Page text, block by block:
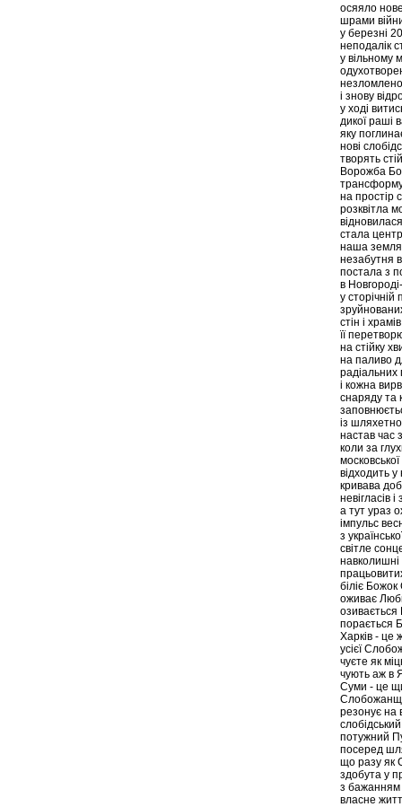
осяяло
шрами
у березні
неподалік
у вільному
і знову
у ході
дикої раші
яку
нові
творять
Ворожба
на простір
розквітла
відновилася
стала
наша земля
незабутня
постала з
в
у сторічній
стін і
її
на стійку
на паливо
і кожна
снаряду та
із
настав час
коли за
відходить у
кривава
невігласів
а тут ураз
імпульс
з
світле
навколишні
біліє
оживає
озивається
порається
Харків - це
усієї
чуєте як
чують аж в
Суми - це
резонує на
слобідський
потужний
посеред
що разу як
здобута у
з
власне